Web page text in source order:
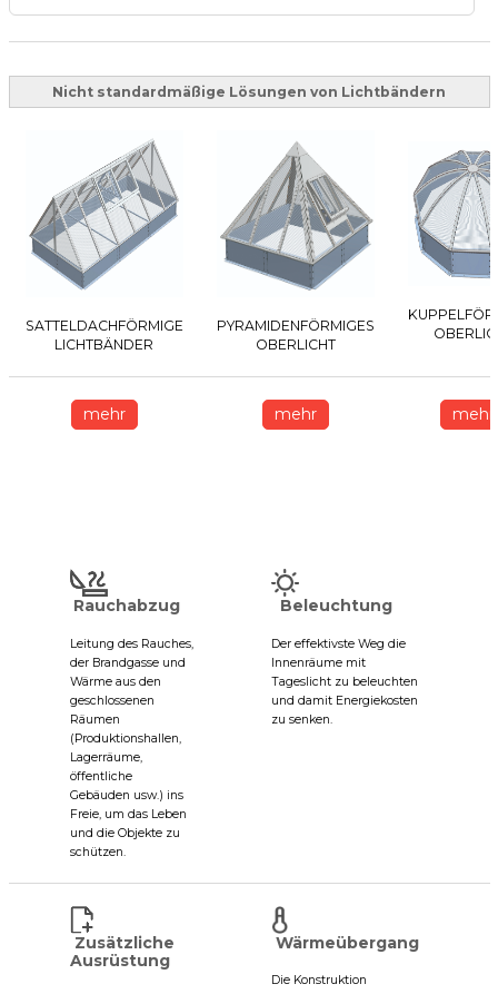
Nicht standardmäßige Lösungen von Lichtbändern
SATTELDACHFÖRMIGE
LICHTBÄNDER
PYRAMIDENFÖRMIGES
OBERLICHT
mehr mehr mehr
Rauchabzug
Leitung des Rauches,
der Brandgasse und
Wärme aus den
geschlossenen
Räumen
(Produktionshallen,
Lagerräume,
öffentliche
Gebäuden usw.) ins
Freie, um das Leben
und die Objekte zu
schützen.
Beleuchtung
Der effektivste Weg die
Innenräume mit
Tageslicht zu beleuchten
und damit Energiekosten
zu senken.
Zusätzliche
Ausrüstung
Wärmeübergang
Die Konstruktion